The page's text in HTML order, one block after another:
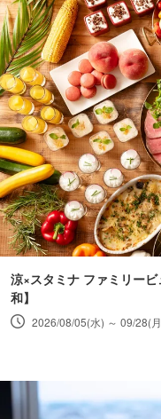
涼×スタミナ ファミリー
和】